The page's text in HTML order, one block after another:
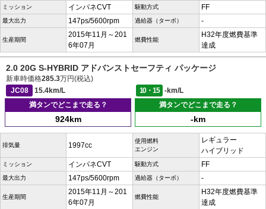
ミッション インパネCVT 駆動方式 FF
最大出力 147ps/5600rpm 過給器（ターボ） -
生産期間
2015年11月～201
6年07月
燃費性能
H32年度燃費基準
達成
2.0 20G S-HYBRID アドバンストセーフティ パッケージ
新車時価格285.3万円(税込)
JC08
15.4km/L 10・15
-km/L
満タンでどこまで走る？
924km
満タンでどこまで走る？
-km
排気量 1997cc
使用燃料
エンジン
レギュラー
ハイブリッド
ミッション インパネCVT 駆動方式 FF
最大出力 147ps/5600rpm 過給器（ターボ） -
生産期間
2015年11月～201
6年07月
燃費性能
H32年度燃費基準
達成